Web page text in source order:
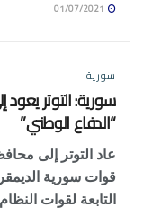
سورية
سورية: التوتر
“الدفاع الوطني”
عاد التوتر إلى
قوات سورية
التابعة لقوات